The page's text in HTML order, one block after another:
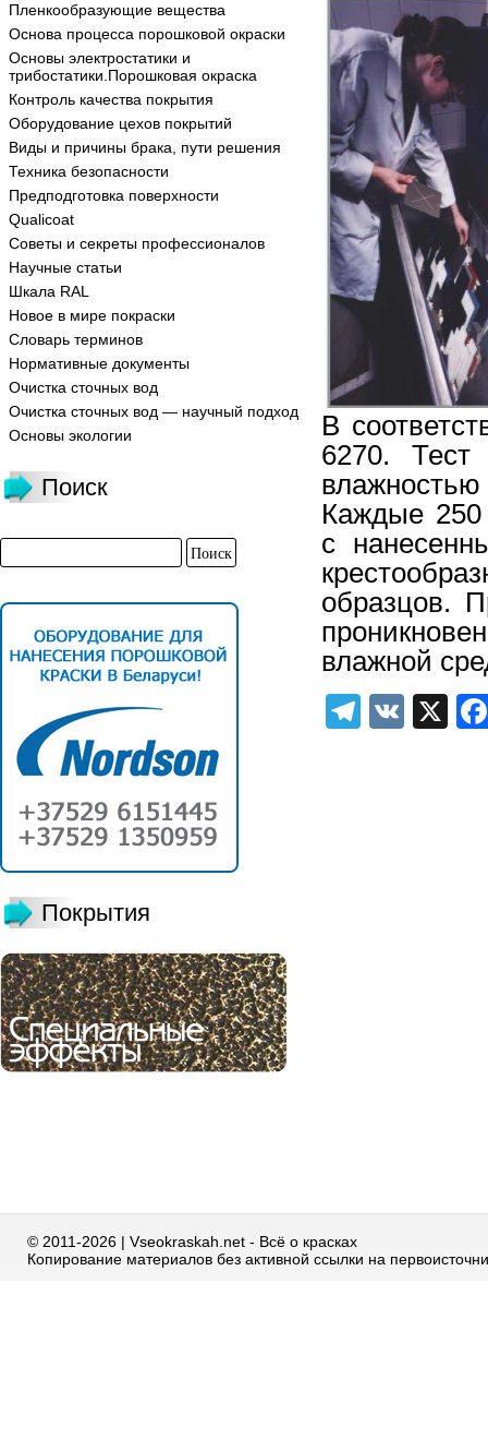
Пленкообразующие вещества
Основа процесса порошковой окраски
Основы электростатики и
трибостатики.Порошковая окраска
Контроль качества покрытия
Оборудование цехов покрытий
Виды и причины брака, пути решения
Техника безопасности
Предподготовка поверхности
Qualicoat
Советы и секреты профессионалов
Научные статьи
Шкала RAL
Новое в мире покраски
Словарь терминов
Нормативные документы
Очистка сточных вод
Очистка сточных вод — научный подход
Основы экологии
Поиск
Покрытия
В
6270.
Каждые 250
с
образцов.
влажной
VK X
© 2011-2026 | Vseokraskah.net - Всё о красках
Копирование материалов без активной ссылки на